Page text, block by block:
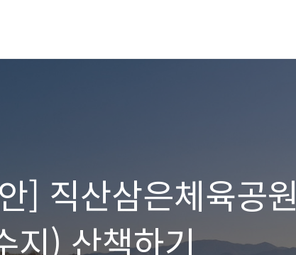
] 직산삼은체육공원
지) 산책하기